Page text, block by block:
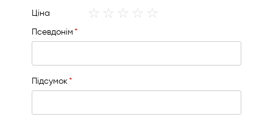
Ціна
1
2
3
4
Псевдонім
Підсумок